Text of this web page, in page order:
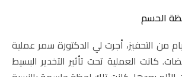
الحسم
من التحفيز، أجرت لي الدكتورة سمر عملية
كانت العملية تحت تأثير التخدير البسيط